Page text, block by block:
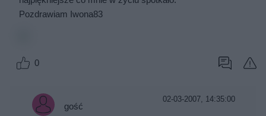
Pozdrawiam Iwona83
0
gość
02-03-2007, 14:35:00